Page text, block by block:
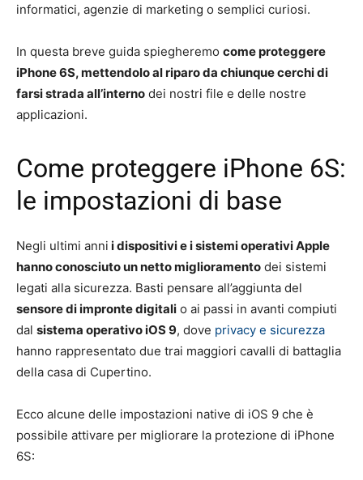
informatici, agenzie di marketing o semplici curiosi.
In questa breve guida spiegheremo come proteggere
iPhone 6S, mettendolo al riparo da chiunque cerchi di
farsi strada all’interno dei nostri file e delle nostre
applicazioni.
Come proteggere iPhone 6S:
le impostazioni di base
Negli ultimi anni i dispositivi e i sistemi operativi Apple
hanno conosciuto un netto miglioramento dei sistemi
legati alla sicurezza. Basti pensare all’aggiunta del
sensore di impronte digitali o ai passi in avanti compiuti
dal sistema operativo iOS 9, dove privacy e sicurezza
hanno rappresentato due trai maggiori cavalli di battaglia
della casa di Cupertino.
Ecco alcune delle impostazioni native di iOS 9 che è
possibile attivare per migliorare la protezione di iPhone
6S: